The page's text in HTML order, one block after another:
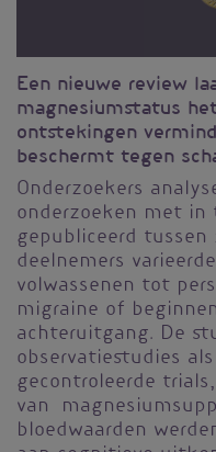
Een nieuwe review
magnesiumstatus
ontstekingen
beschermt tegen
Onderzoekers
onderzoeken met in
gepubliceerd tussen
deelnemers
volwassenen tot
migraine of
achteruitgang. De
observatiestudies
gecontroleerde
van
bloedwaarden